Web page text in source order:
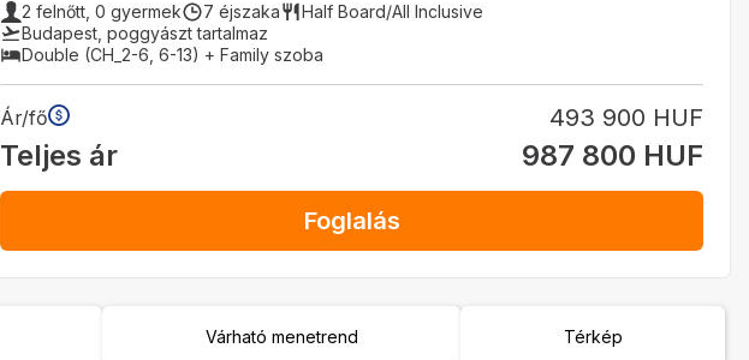
2 felnőtt,0 gyermek 7 éjszaka
Half Board/All Inclusive
Budapest poggyászt tartalmaz
Double (CH_2-6, 6-13) + Family szoba
Ár/fő 493 900 HUF
Teljes ár 987 800 HUF
Foglalás
Várható menetrend Térkép